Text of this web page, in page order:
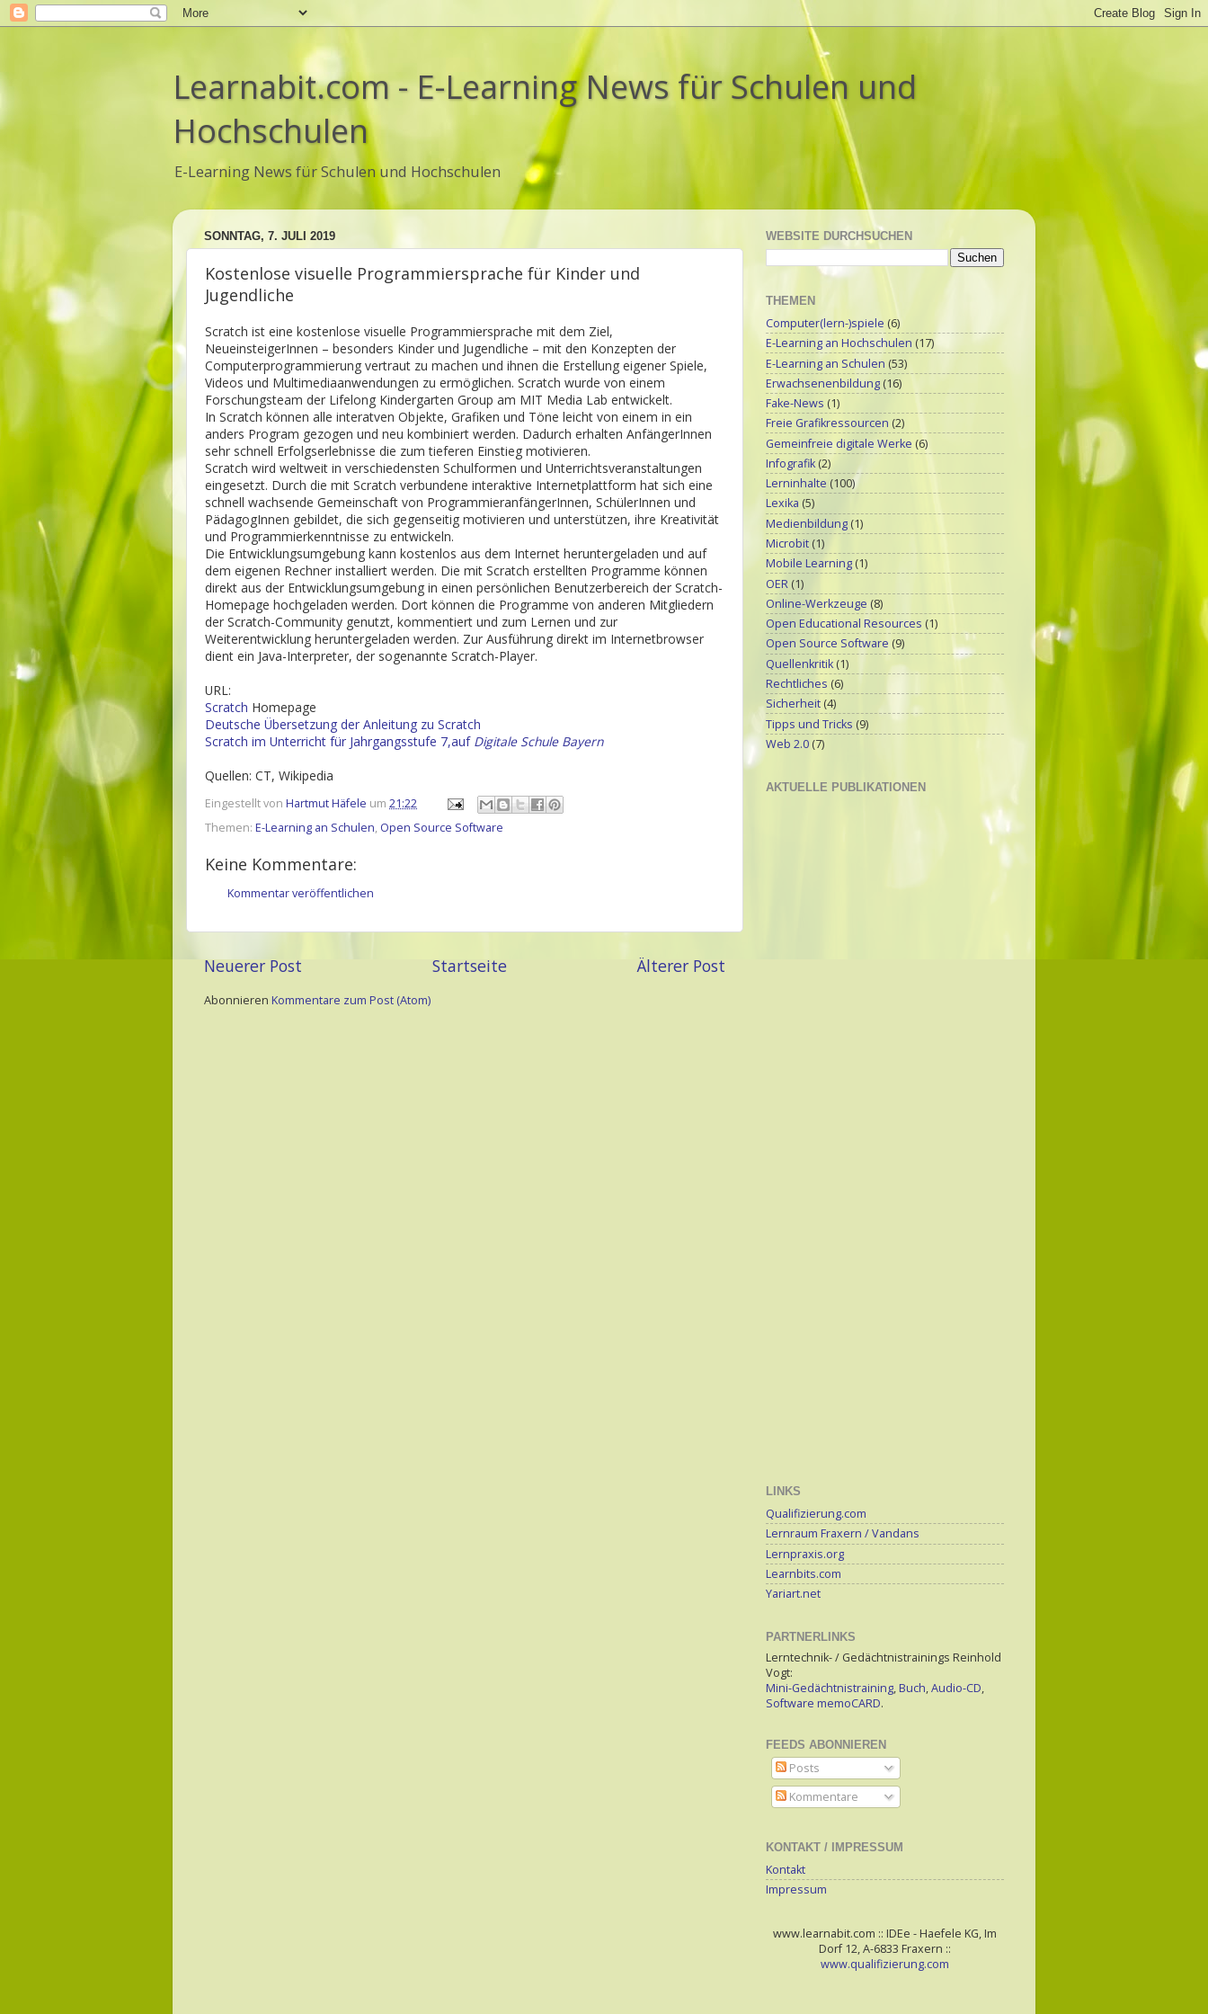
Learnabit.com - E-Learning News für Schulen und
Hochschulen
E-Learning News für Schulen und Hochschulen
SONNTAG, 7. JULI 2019
Kostenlose visuelle Programmiersprache für Kinder und
Jugendliche
Scratch ist eine kostenlose visuelle Programmiersprache mit dem Ziel,
NeueinsteigerInnen – besonders Kinder und Jugendliche – mit den Konzepten der
Computerprogrammierung vertraut zu machen und ihnen die Erstellung eigener Spiele,
Videos und Multimediaanwendungen zu ermöglichen. Scratch wurde von einem
Forschungsteam der Lifelong Kindergarten Group am MIT Media Lab entwickelt.
In Scratch können alle interatven Objekte, Grafiken und Töne leicht von einem in ein
anders Program gezogen und neu kombiniert werden. Dadurch erhalten AnfängerInnen
sehr schnell Erfolgserlebnisse die zum tieferen Einstieg motivieren.
Scratch wird weltweit in verschiedensten Schulformen und Unterrichtsveranstaltungen
eingesetzt. Durch die mit Scratch verbundene interaktive Internetplattform hat sich eine
schnell wachsende Gemeinschaft von ProgrammieranfängerInnen, SchülerInnen und
PädagogInnen gebildet, die sich gegenseitig motivieren und unterstützen, ihre Kreativität
und Programmierkenntnisse zu entwickeln.
Die Entwicklungsumgebung kann kostenlos aus dem Internet heruntergeladen und auf
dem eigenen Rechner installiert werden. Die mit Scratch erstellten Programme können
direkt aus der Entwicklungsumgebung in einen persönlichen Benutzerbereich der Scratch-
Homepage hochgeladen werden. Dort können die Programme von anderen Mitgliedern
der Scratch-Community genutzt, kommentiert und zum Lernen und zur
Weiterentwicklung heruntergeladen werden. Zur Ausführung direkt im Internetbrowser
dient ein Java-Interpreter, der sogenannte Scratch-Player.
URL:
Scratch Homepage
Deutsche Übersetzung der Anleitung zu Scratch
Scratch im Unterricht für Jahrgangsstufe 7,auf Digitale Schule Bayern
Quellen: CT, Wikipedia
Eingestellt von Hartmut Häfele um 21:22
Themen: E-Learning an Schulen, Open Source Software
Keine Kommentare:
Kommentar veröffentlichen
Neuerer Post Älterer Post
Startseite
Abonnieren Kommentare zum Post (Atom)
WEBSITE DURCHSUCHEN
THEMEN
Computer(lern-)spiele (6)
E-Learning an Hochschulen (17)
E-Learning an Schulen (53)
Erwachsenenbildung (16)
Fake-News (1)
Freie Grafikressourcen (2)
Gemeinfreie digitale Werke (6)
Infografik (2)
Lerninhalte (100)
Lexika (5)
Medienbildung (1)
Microbit (1)
Mobile Learning (1)
OER (1)
Online-Werkzeuge (8)
Open Educational Resources (1)
Open Source Software (9)
Quellenkritik (1)
Rechtliches (6)
Sicherheit (4)
Tipps und Tricks (9)
Web 2.0 (7)
AKTUELLE PUBLIKATIONEN
LINKS
Qualifizierung.com
Lernraum Fraxern / Vandans
Lernpraxis.org
Learnbits.com
Yariart.net
PARTNERLINKS
Lerntechnik- / Gedächtnistrainings Reinhold
Vogt:
Mini-Gedächtnistraining, Buch,Audio-CD,
Software memoCARD.
FEEDS ABONNIEREN
Posts
Kommentare
KONTAKT / IMPRESSUM
Kontakt
Impressum
www.learnabit.com :: IDEe - Haefele KG, Im
Dorf 12, A-6833 Fraxern ::
www.qualifizierung.com